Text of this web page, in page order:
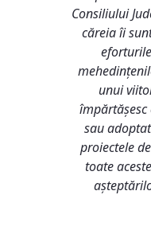
Consiliului
căreia îi
unui
sau
proiectele
toate